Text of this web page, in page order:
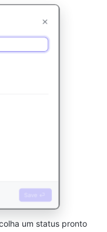
um status pronto